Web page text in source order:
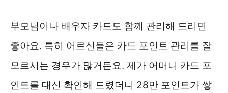
부모님이나 배우자 카드도 함께 관리해 드리면
좋아요. 특히 어르신들은 카드 포인트 관리를 잘
모르시는 경우가 많거든요. 제가 어머니 카드 포
인트를 대신 확인해 드렸더니 28만 포인트가 쌓